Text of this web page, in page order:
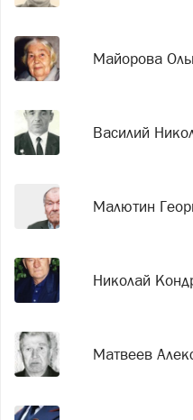
Майорова
Василий
Малютин
Николай
Матвеев